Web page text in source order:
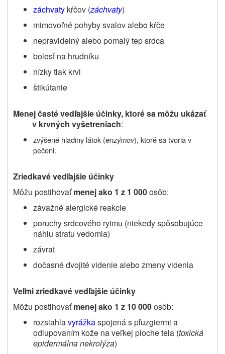
záchvaty kŕčov (záchvaty)
mimovoľné pohyby svalov alebo kŕče
nepravidelný alebo pomalý tep srdca
bolesť na hrudníku
nízky tlak krvi
štikútanie
Menej časté vedľajšie účinky, ktoré sa môžu ukázať
v krvných vyšetreniach:
zvýšené hladiny látok (enzýmov), ktoré sa tvoria v
pečeni.
Zriedkavé vedľajšie účinky
Môžu postihovaťmenej ako 1 z 1 000osôb:
závažné alergické reakcie
poruchy srdcového rytmu (niekedy spôsobujúce
náhlu stratu vedomia)
závrat
dočasné dvojité videnie alebo zmeny videnia
Veľmi zriedkavé vedľajšie účinky
Môžu postihovaťmenej ako 1 z 10 000osôb:
rozsiahlavyrážkaspojená s pľuzgiermi a
odlupovaním kože na veľkej ploche tela (toxická
epidermálna nekrolýza)